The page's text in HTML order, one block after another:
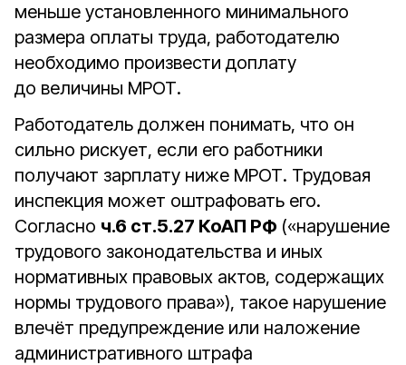
меньше установленного минимального
размера оплаты труда, работодателю
необходимо произвести доплату
до величины МРОТ.
Работодатель должен понимать, что он
сильно рискует, если его работники
получают зарплату ниже МРОТ. Трудовая
инспекция может оштрафовать его.
Согласно ч.6 ст.5.27 КоАП РФ («нарушение
трудового законодательства и иных
нормативных правовых актов, содержащих
нормы трудового права»), такое нарушение
влечёт предупреждение или наложение
административного штрафа